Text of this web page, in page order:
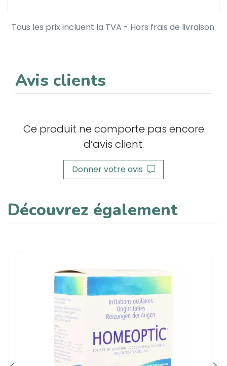
Tous les prix incluent la TVA - Hors frais de livraison.
Avis clients
Ce produit ne comporte pas encore
d’avis client.
Donner votre avis
Découvrez également